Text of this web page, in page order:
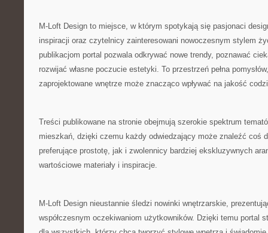
M-Loft Design to miejsce, w którym spotykają się pasjonaci
inspiracji oraz czytelnicy zainteresowani nowoczesnym stylem
publikacjom portal pozwala odkrywać nowe trendy, poznawać
rozwijać własne poczucie estetyki. To przestrzeń pełna
zaprojektowane wnętrze może znacząco wpływać na jakość
Treści publikowane na stronie obejmują szerokie spektrum
mieszkań, dzięki czemu każdy odwiedzający może znaleźć coś
preferujące prostotę, jak i zwolennicy bardziej ekskluzywnych
wartościowe materiały i inspiracje.
M-Loft Design nieustannie śledzi nowinki wnętrzarskie,
współczesnym oczekiwaniom użytkowników. Dzięki temu portal